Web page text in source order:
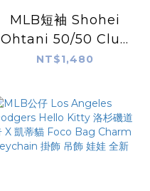
MLB短袖 Shohei
Ohtani 50/50 Club
50轟 50盜 歷史紀錄
短袖 全新
NT$1,480